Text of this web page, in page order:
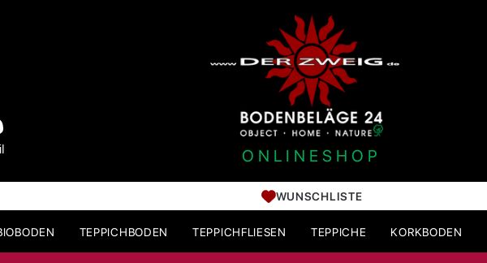
ONLINESHOP
WUNSCHLISTE
TEPPICHBODEN TEPPICHFLIESEN TEPPICHE KORKBODEN